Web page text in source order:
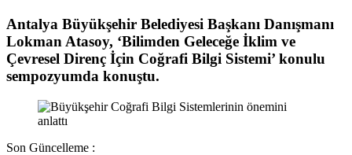
Antalya Büyükşehir Belediyesi Başkanı Danışmanı
Lokman Atasoy, ‘Bilimden Geleceğe İklim ve
Çevresel Direnç İçin Coğrafi Bilgi Sistemi’ konulu
sempozyumda konuştu.
Son Güncelleme :